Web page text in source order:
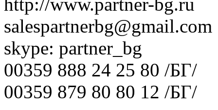
http://www.partner-bg.ru
salespartnerbg@gmail.com
skype: partner_bg
00359 888 24 25 80 /БГ/
00359 879 80 80 12 /БГ/